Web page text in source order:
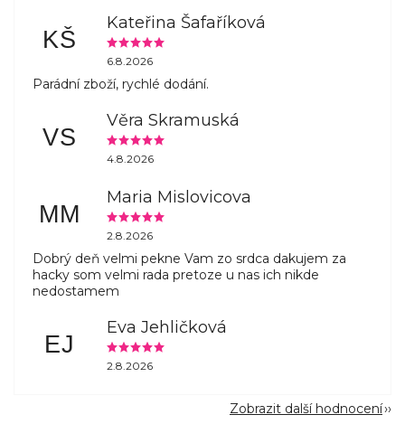
KŠ
Kateřina Šafaříková
6.8.2026
Parádní zboží, rychlé dodání.
VS
Věra Skramuská
4.8.2026
MM
Maria Mislovicova
2.8.2026
Dobrý deň velmi pekne Vam zo srdca dakujem za
hacky som velmi rada pretoze u nas ich nikde
nedostamem
EJ
Eva Jehličková
2.8.2026
Zobrazit další hodnocení